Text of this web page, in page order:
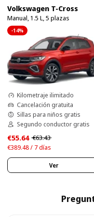
Volkswagen T-Cross
Manual, 1.5 L, 5 plazas
-14%
Kilometraje ilimitado
Cancelación gratuita
Sillas para niños gratis
Segundo conductor gratis
€55.64 €63.43
€389.48 / 7 días
Ver